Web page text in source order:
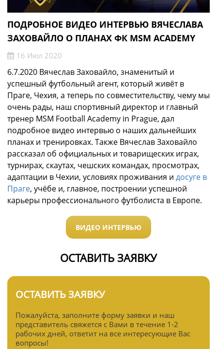
ПОДРОБНОЕ ВИДЕО ИНТЕРВЬЮ ВЯЧЕСЛАВА
ЗАХОВАЙЛО О ПЛАНАХ ФК MSM ACADEMY
16 Июл 2020
6.7.2020 Вячеслав Заховайло, знаменитый и
успешный футбольный агент, который живёт в
Праге, Чехия, а теперь по совместительству, чему мы
очень рады, наш спортивный директор и главный
тренер MSM Football Academy in Prague, дал
подробное видео интервью о наших дальнейших
планах и тренировках. Также Вячеслав Заховайло
рассказал об официальных и товарищеских играх,
турнирах, скаутах, чешских командах, просмотрах,
адаптации в Чехии, условиях проживания и досуге в
Праге, учёбе и, главное, построении успешной
карьеры профессионального футболиста в Европе.
ВИДЕО ИНТЕРВЬЮ
ОСТАВИТЬ ЗАЯВКУ
ОСТАВИТЬ ЗАЯВКУ
Пожалуйста, заполните форму заявки и наш
представитель свяжется с Вами в течение 1-2
рабочих дней, ответит на все интересующие Вас
вопросы!